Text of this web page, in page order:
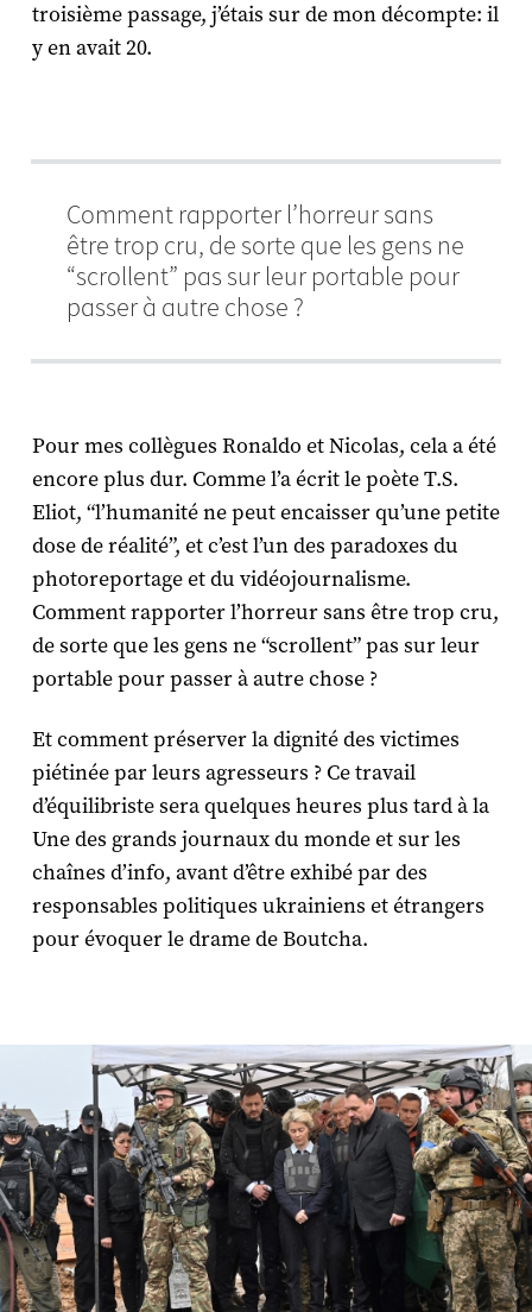
troisième passage, j’étais sur de mon décompte: il
y en avait 20.
Comment rapporter l’horreur sans
être trop cru, de sorte que les gens ne
“scrollent” pas sur leur portable pour
passer à autre chose ?
Pour mes collègues Ronaldo et Nicolas, cela a été
encore plus dur. Comme l’a écrit le poète T.S.
Eliot, “l’humanité ne peut encaisser qu’une petite
dose de réalité”, et c’est l’un des paradoxes du
photoreportage et du vidéojournalisme.
Comment rapporter l’horreur sans être trop cru,
de sorte que les gens ne “scrollent” pas sur leur
portable pour passer à autre chose ?
Et comment préserver la dignité des victimes
piétinée par leurs agresseurs ? Ce travail
d’équilibriste sera quelques heures plus tard à la
Une des grands journaux du monde et sur les
chaînes d’info, avant d’être exhibé par des
responsables politiques ukrainiens et étrangers
pour évoquer le drame de Boutcha.